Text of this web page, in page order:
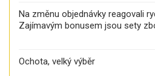
Na změnu objednávky reagovali
Zajímavým bonusem jsou sety
Ochota, velký výběr